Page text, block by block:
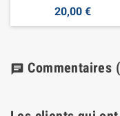
20,00 €
chat Commentaires